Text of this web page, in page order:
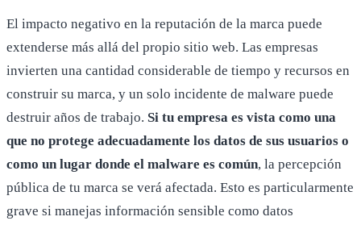
El impacto negativo en la reputación de la marca puede
extenderse más allá del propio sitio web. Las empresas
invierten una cantidad considerable de tiempo y recursos en
construir su marca, y un solo incidente de malware puede
destruir años de trabajo. Si tu empresa es vista como una
que no protege adecuadamente los datos de sus usuarios o
como un lugar donde el malware es común, la percepción
pública de tu marca se verá afectada. Esto es particularmente
grave si manejas información sensible como datos